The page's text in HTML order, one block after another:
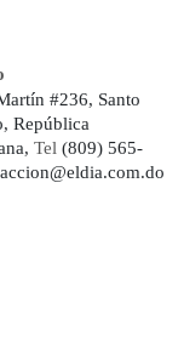
#236, Santo
República
Tel (809) 565-